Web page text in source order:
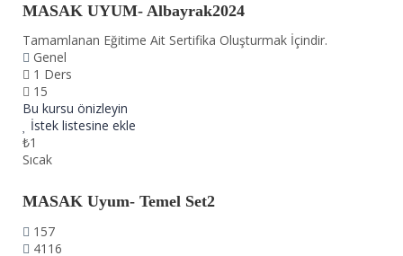
MASAK UYUM- Albayrak2024
Tamamlanan Eğitime Ait Sertifika Oluşturmak İçindir.
Genel
1 Ders
15
Bu kursu önizleyin
İstek listesine ekle
₺1
Sıcak
MASAK Uyum- Temel Set2
157
4116